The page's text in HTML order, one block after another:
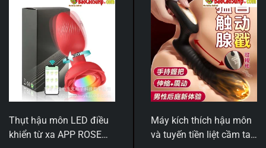
Thụt hậu môn LED điều
khiển từ xa APP ROSE
Máy kích thích hậu môn
và tuyến tiền liệt cầm tay